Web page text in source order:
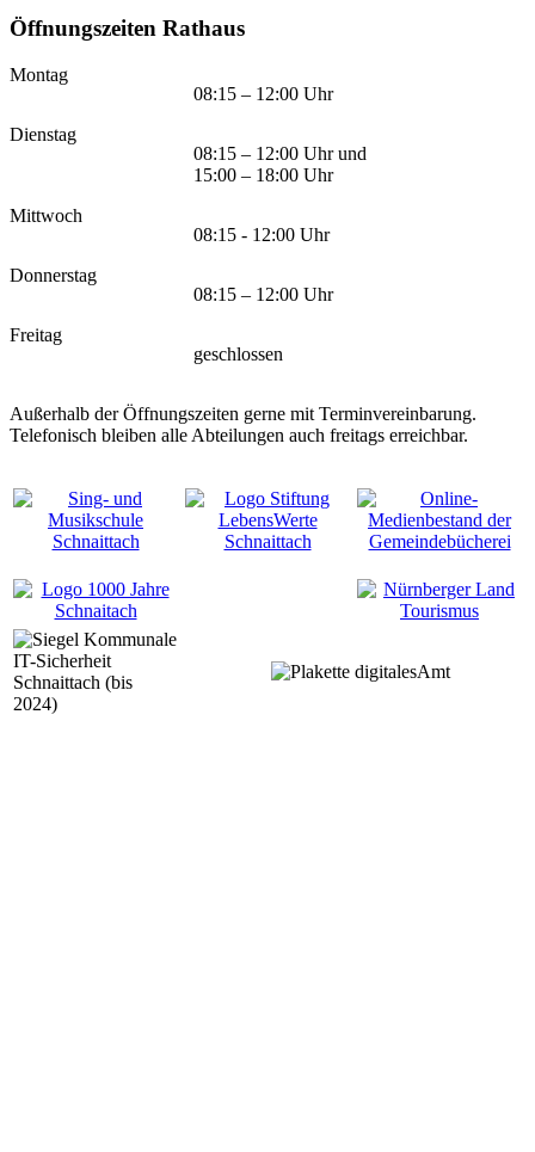
Öffnungszeiten Rathaus
Montag
08:15 – 12:00 Uhr
Dienstag
08:15 – 12:00 Uhr und
15:00 – 18:00 Uhr
Mittwoch
08:15 - 12:00 Uhr
Donnerstag
08:15 – 12:00 Uhr
Freitag
geschlossen
Außerhalb der Öffnungszeiten gerne mit Terminvereinbarung.
Telefonisch bleiben alle Abteilungen auch freitags erreichbar.